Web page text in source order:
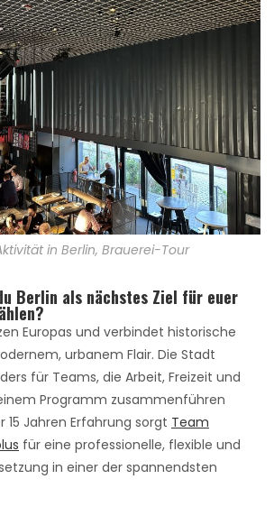
in Berlin, Brauerei-Tour
Berlin als nächstes Ziel für euer
Europas und verbindet historische
urbanem Flair. Die Stadt
für Teams, die Arbeit, Freizeit und
Programm zusammenführen
Jahren Erfahrung sorgt Team
für eine professionelle, flexible und
in einer der spannendsten